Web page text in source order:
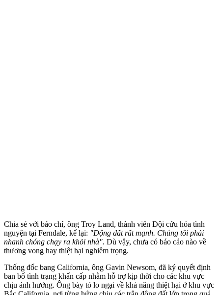
Chia sẻ với báo chí, ông Troy Land, thành viên Đội cứu hỏa tình
nguyện tại Ferndale, kể lại: "Động đất rất mạnh. Chúng tôi phải
nhanh chóng chạy ra khỏi nhà". Dù vậy, chưa có báo cáo nào về
thương vong hay thiệt hại nghiêm trọng.
Thống đốc bang California, ông Gavin Newsom, đã ký quyết định
ban bố tình trạng khẩn cấp nhằm hỗ trợ kịp thời cho các khu vực
chịu ảnh hưởng. Ông bày tỏ lo ngại về khả năng thiệt hại ở khu vực